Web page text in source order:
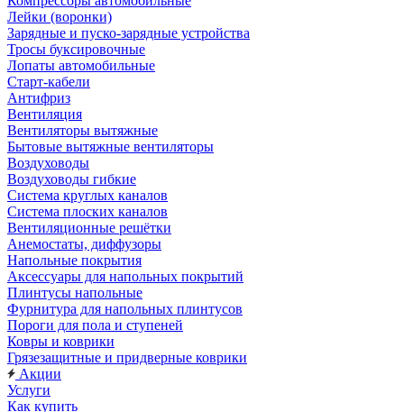
Лейки (воронки)
Зарядные и пуско-зарядные устройства
Тросы буксировочные
Лопаты автомобильные
Старт-кабели
Антифриз
Вентиляция
Вентиляторы вытяжные
Бытовые вытяжные вентиляторы
Воздуховоды
Воздуховоды гибкие
Система круглых каналов
Система плоских каналов
Вентиляционные решётки
Анемостаты, диффузоры
Напольные покрытия
Аксессуары для напольных покрытий
Плинтусы напольные
Фурнитура для напольных плинтусов
Пороги для пола и ступеней
Ковры и коврики
Грязезащитные и придверные коврики
Акции
Услуги
Как купить